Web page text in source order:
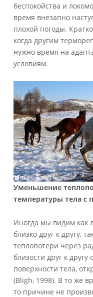
беспокойства и
время внезапно
плохой погоды.
когда другим
нужно время на
условиям.
Уменьшение
температуры тела
Иногда мы видим как
близко друг к другу,
теплопотери через
близости друг к
поверхности тела,
(Bligh, 1998). В то же
то причине не